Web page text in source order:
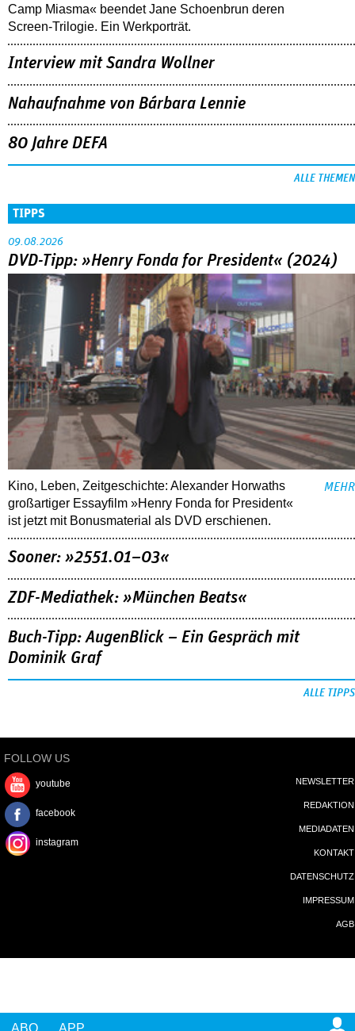
ABO APP
Camp Miasma« beendet Jane Schoenbrun deren
Screen-Trilogie. Ein Werkporträt.
Interview mit Sandra Wollner
Nahaufnahme von Bárbara Lennie
80 Jahre DEFA
ALLE THEMEN
TIPPS
09.08.2026
DVD-Tipp: »Henry Fonda for President« (2024)
Kino, Leben, Zeitgeschichte: Alexander Horwaths
großartiger Essayfilm »Henry Fonda for President«
ist jetzt mit Bonusmaterial als DVD erschienen.
MEHR
Sooner: »2551.01–03«
ZDF-Mediathek: »München Beats«
Buch-Tipp: AugenBlick – Ein Gespräch mit
Dominik Graf
ALLE TIPPS
FOLLOW US
youtube
facebook
instagram
NEWSLETTER
REDAKTION
MEDIADATEN
KONTAKT
DATENSCHUTZ
IMPRESSUM
AGB